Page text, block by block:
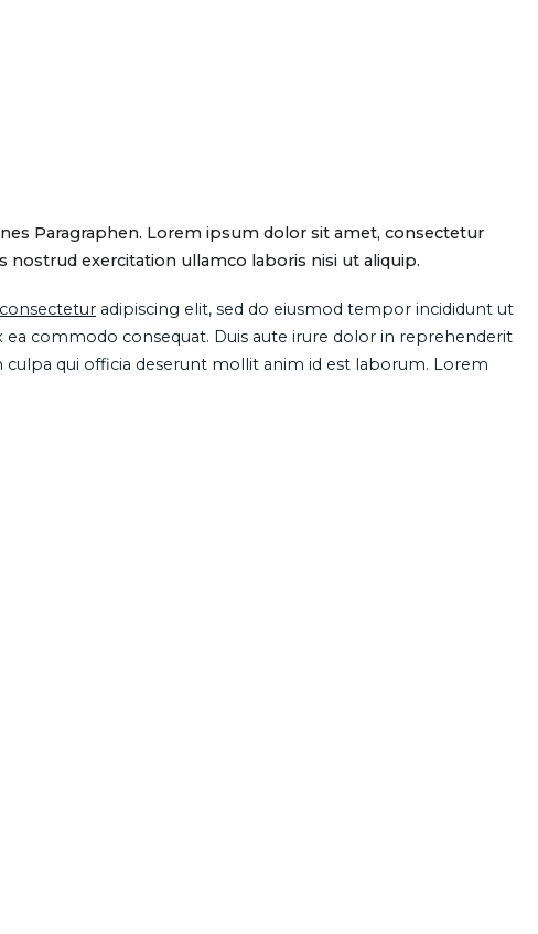
Paragraphen. Lorem ipsum dolor sit amet, consectetur
exercitation ullamco laboris nisi ut aliquip.
consectetur adipiscing elit, sed do eiusmod tempor incididunt ut
commodo consequat. Duis aute irure dolor in reprehenderit
qui officia deserunt mollit anim id est laborum. Lorem